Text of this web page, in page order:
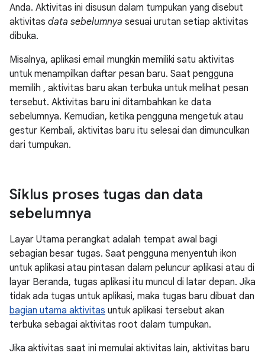
Anda. Aktivitas ini disusun dalam tumpukan yang disebut
aktivitas data sebelumnya sesuai urutan setiap aktivitas
dibuka.
Misalnya, aplikasi email mungkin memiliki satu aktivitas
untuk menampilkan daftar pesan baru. Saat pengguna
memilih , aktivitas baru akan terbuka untuk melihat pesan
tersebut. Aktivitas baru ini ditambahkan ke data
sebelumnya. Kemudian, ketika pengguna mengetuk atau
gestur Kembali, aktivitas baru itu selesai dan dimunculkan
dari tumpukan.
Siklus proses tugas dan data
sebelumnya
Layar Utama perangkat adalah tempat awal bagi
sebagian besar tugas. Saat pengguna menyentuh ikon
untuk aplikasi atau pintasan dalam peluncur aplikasi atau di
layar Beranda, tugas aplikasi itu muncul di latar depan. Jika
tidak ada tugas untuk aplikasi, maka tugas baru dibuat dan
bagian utama aktivitas untuk aplikasi tersebut akan
terbuka sebagai aktivitas root dalam tumpukan.
Jika aktivitas saat ini memulai aktivitas lain, aktivitas baru